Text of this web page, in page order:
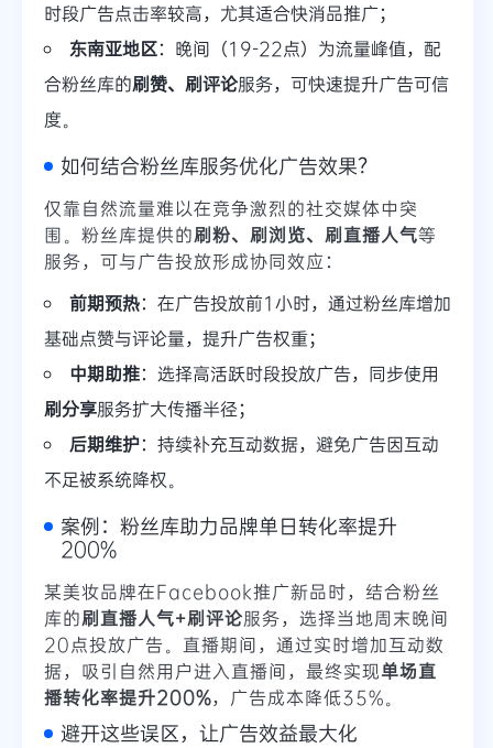
时段广告点击率较高，尤其适合快消品推广；
东南亚地区：晚间（19-22点）为流量峰值，配
合粉丝库的刷赞、刷评论服务，可快速提升广告可信
度。
如何结合粉丝库服务优化广告效果？
仅靠自然流量难以在竞争激烈的社交媒体中突
围。粉丝库提供的刷粉、刷浏览、刷直播人气等
服务，可与广告投放形成协同效应：
前期预热：在广告投放前1小时，通过粉丝库增加
基础点赞与评论量，提升广告权重；
中期助推：选择高活跃时段投放广告，同步使用
刷分享服务扩大传播半径；
后期维护：持续补充互动数据，避免广告因互动
不足被系统降权。
案例：粉丝库助力品牌单日转化率提升
200%
某美妆品牌在Facebook推广新品时，结合粉丝
库的刷直播人气+刷评论服务，选择当地周末晚间
20点投放广告。直播期间，通过实时增加互动数
据，吸引自然用户进入直播间，最终实现单场直
播转化率提升200%，广告成本降低35%。
避开这些误区，让广告效益最大化